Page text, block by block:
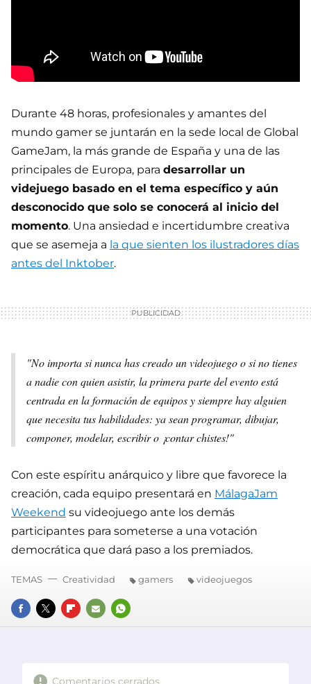
Durante 48 horas, profesionales y amantes del
mundo gamer se juntarán en la sede local de Global
GameJam, la más grande de España y una de las
principales de Europa, para desarrollar un
videjuego basado en el tema específico y aún
desconocido que solo se conocerá al inicio del
momento. Una ansiedad e incertidumbre creativa
que se asemeja a la que sienten los ilustradores días
antes del Inktober.
"No importa si nunca has creado un videojuego o si no tienes
a nadie con quien asistir, la primera parte del evento está
centrada en la formación de equipos y siempre hay alguien
que necesita tus habilidades: ya sean programar, dibujar,
componer, modelar, escribir o ¡contar chistes!"
Con este espíritu anárquico y libre que favorece la
creación, cada equipo presentará en MálagaJam
Weekend su videojuego ante los demás
participantes para someterse a una votación
democrática que dará paso a los premiados.
FACEBOOK
TWITTERFLIPBOARD
E-
WHATSAPP
TEMAS Creatividad gamers videojuegos
Comentarios cerrados